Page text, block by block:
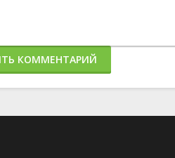
КОММЕНТАРИЙ